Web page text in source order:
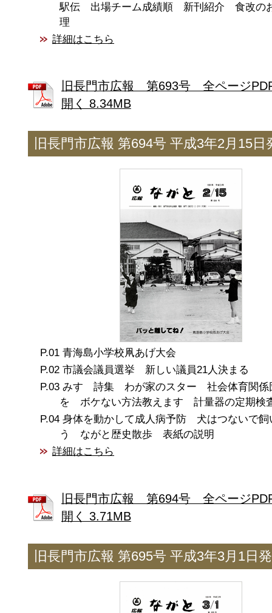
駅伝 出場チーム成績順 新刊紹介 食改の
理
詳細はこちら
旧長門市広報 第693号 全ページ
開く 8.34MB
旧長門市広報 第694号 平成3年2月15日
青海島小学校凧あげ大会
市議会議員選挙 新しい議員21人決まる
みすゞ詩集 わが家のスター 社会体育関係
を ボケない方法教えます 計量器の定期検
身体を動かして成人病予防 犬はつないで飼
う ながと歴史散歩 表紙の説明
詳細はこちら
旧長門市広報 第694号 全ページ
開く 3.71MB
旧長門市広報 第695号 平成3年3月1日